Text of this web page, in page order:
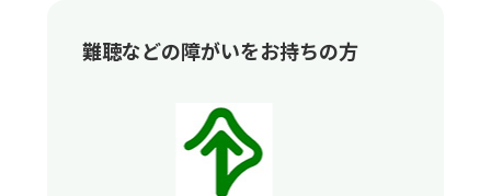
難聴などの障がいをお持ちの方